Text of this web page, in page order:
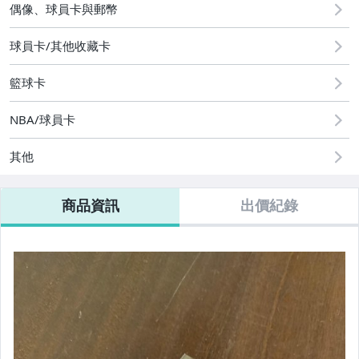
偶像、球員卡與郵幣
球員卡/其他收藏卡
籃球卡
NBA/球員卡
其他
商品資訊 出價紀錄